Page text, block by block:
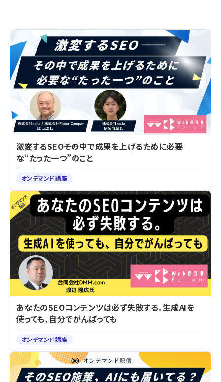
激変するSEO――その中で成果を上げるために必要
な“たった一つ”のこと
オンデマンド講座
あなたのSEOコンテンツは必ず失敗する。生成AIを
使っても、自分でがんばっても
オンデマンド講座